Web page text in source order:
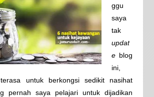
ggu
saya
tak
updat
eblog
ini,
untuk berkongsi sedikit nasihat
pernah saya pelajari untuk dijadikan